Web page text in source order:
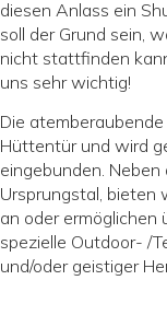
diesen Anlass ein
soll der Grund sein,
nicht stattfinden
uns sehr wichtig!
Die
Hüttentür und wird
eingebunden.
Ursprungstal, bieten
an oder ermöglichen
spezielle Outdoor- /
und/oder geistiger